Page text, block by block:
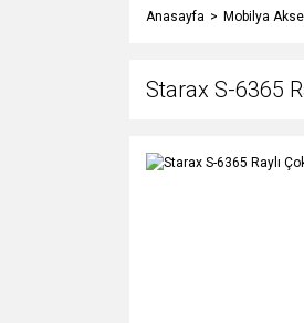
Anasayfa Mobilya
Starax S-6365